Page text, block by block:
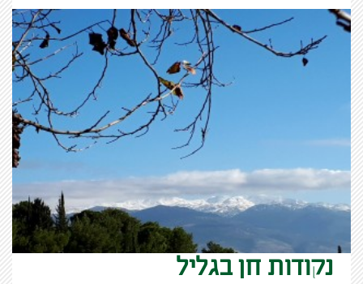
נקודות חן בגליל